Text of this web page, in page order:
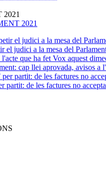
2021
el judici a la mesa del
cap llei aprovada, avisos a
partit: de les factures no